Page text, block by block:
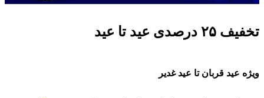
تخفیف ۲۵ درصدی عید تا عید
ویژه عید قربان تا عید غدیر